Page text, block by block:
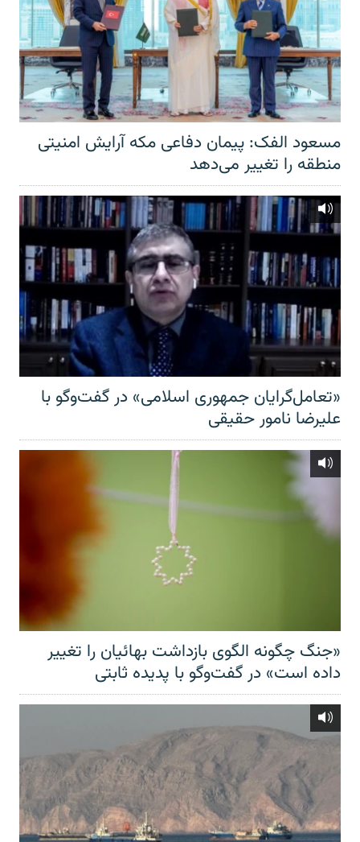
مسعود الفک: پیمان دفاعی مکه آرایش امنیتی
منطقه را تغییر می‌دهد
«تعامل‌گرایان جمهوری اسلامی» در گفت‌وگو با
علیرضا نامور حقیقی
«جنگ چگونه الگوی بازداشت بهائیان را تغییر
داده است» در گفت‌وگو با پدیده ثابتی